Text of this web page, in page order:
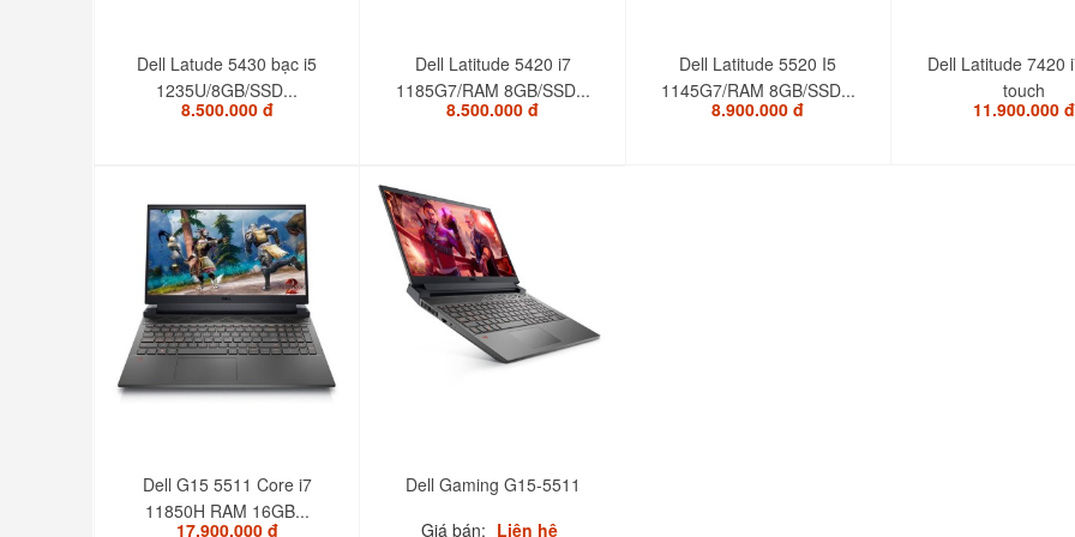
Dell Latude 5430 bạc i5
1235U/8GB/SSD...
8.500.000 đ
Dell Latitude 5420 i7
1185G7/RAM 8GB/SSD...
8.500.000 đ
Dell Latitude 5520 I5
1145G7/RAM 8GB/SSD...
8.900.000 đ
Dell Latitude 7420
touch
11.900.000 đ
Dell G15 5511 Core i7
11850H RAM 16GB...
17.900.000 đ
Dell Gaming G15-5511
Giá bán: Liên hệ